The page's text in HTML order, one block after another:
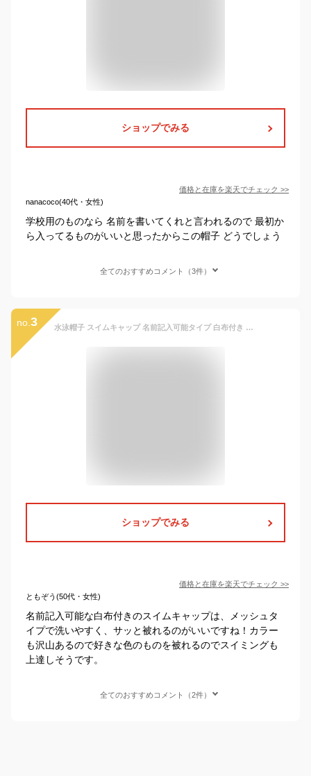
ショップでみる
価格と在庫を楽天でチェック >>
nanacoco(40代・女性)
学校用のものなら 名前を書いてくれと言われるので 最初か
ら入ってるものがいいと思ったからこの帽子 どうでしょう
全てのおすすめコメント（3件）
no. 3 水泳帽子 スイムキャップ 名前記入可能タイプ 白布付き 日本製 メッシュ無地 スイミングキャップ 3サイズ9カラー Mサイズ フリーサイズ LLサイズ 幼稚園 未就園児 小学生 中学生 高校生 大人 スイミング教室 スイミングスクール
ショップでみる
価格と在庫を楽天でチェック >>
ともぞう(50代・女性)
名前記入可能な白布付きのスイムキャップは、メッシュタ
イプで洗いやすく、サッと被れるのがいいですね！カラー
も沢山あるので好きな色のものを被れるのでスイミングも
上達しそうです。
全てのおすすめコメント（2件）